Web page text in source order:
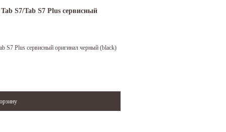
S7/Tab S7 Plus сервисный
S7 Plus сервисный оригинал черный (black)